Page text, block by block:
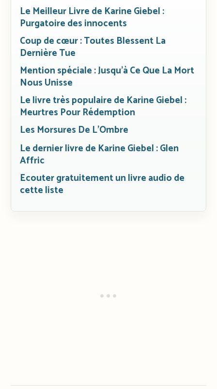
Le Meilleur Livre de Karine Giebel :
Purgatoire des innocents
Coup de cœur : Toutes Blessent La
Dernière Tue
Mention spéciale : Jusqu’à Ce Que La Mort
Nous Unisse
Le livre très populaire de Karine Giebel :
Meurtres Pour Rédemption
Les Morsures De L’Ombre
Le dernier livre de Karine Giebel : Glen
Affric
Ecouter gratuitement un livre audio de
cette liste